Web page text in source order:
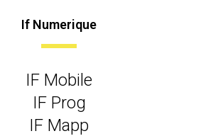
If Numerique
IF Mobile
IF Prog
IF Mapp